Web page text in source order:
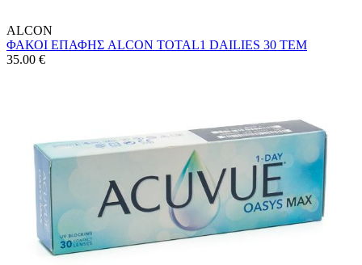
ALCON
ΦΑΚΟΙ ΕΠΑΦΗΣ ALCON TOTAL1 DAILIES 30 TEM
35.00 €